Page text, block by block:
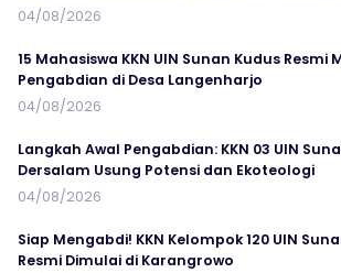
04/08/2026
15 Mahasiswa KKN UIN Sunan Kudus Resmi
Pengabdian di Desa Langenharjo
04/08/2026
Langkah Awal Pengabdian: KKN 03 UIN
Dersalam Usung Potensi dan Ekoteologi
04/08/2026
Siap Mengabdi! KKN Kelompok 120 UIN
Resmi Dimulai di Karangrowo